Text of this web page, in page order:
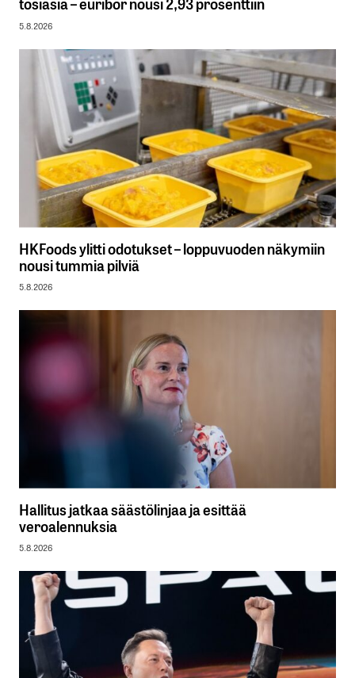
5.8.2026
HKFoods ylitti odotukset – loppuvuoden näkymiin
nousi tummia pilviä
5.8.2026
Hallitus jatkaa säästölinjaa ja esittää
veroalennuksia
5.8.2026